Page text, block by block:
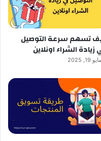
تسهم سرعة التوصيل
زيادة الشراء اونلاين
مايو 19, 2025